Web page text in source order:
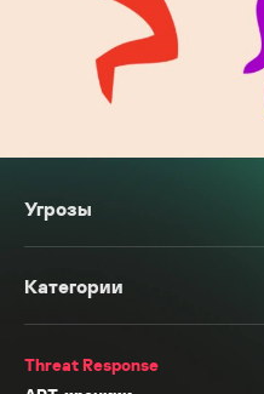
Угрозы
Категории
Threat Response